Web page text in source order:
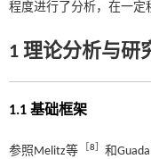
程度进行了分析，在一定
1 理论分析与研
1.1 基础框架
参照Melitz等 ［8 ］和